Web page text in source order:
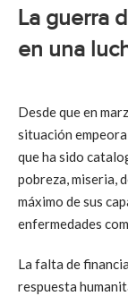
La guerra
en una
Desde que en
situación
que ha sido
pobreza, miseria,
máximo de sus
enfermedades
La falta de
respuesta